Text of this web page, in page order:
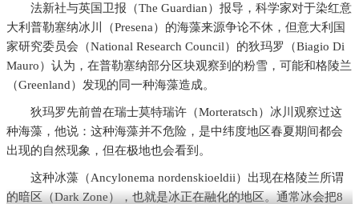
法新社与英国卫报（The Guardian）报导，科学家对于染红意
大利普勒塞纳冰川（Presena）的海藻来源争论不休，但意大利国
家研究委员会（National Research Council）的狄玛罗（Biagio Di
Mauro）认为，在普勒塞纳部分区块观察到的粉雪，可能和格陵兰
（Greenland）发现的同一种海藻造成。
狄玛罗先前曾在瑞士莫特瑞许（Morteratsch）冰川观察过这
种海藻，他说：这种海藻并不危险，是中纬度地区春夏期间都会
出现的自然现象，但在极地也会看到。
这种冰藻（Ancylonema nordenskioeldii）出现在格陵兰所谓
的暗区（Dark Zone），也就是冰正在融化的地区。通常冰会把8